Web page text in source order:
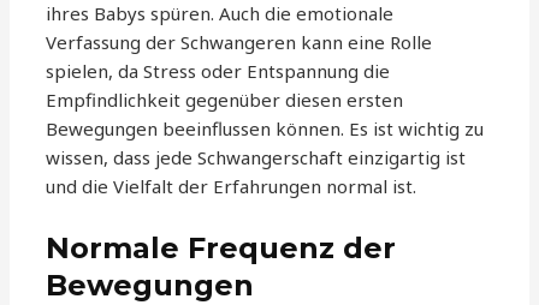
ihres Babys spüren. Auch die emotionale
Verfassung der Schwangeren kann eine Rolle
spielen, da Stress oder Entspannung die
Empfindlichkeit gegenüber diesen ersten
Bewegungen beeinflussen können. Es ist wichtig zu
wissen, dass jede Schwangerschaft einzigartig ist
und die Vielfalt der Erfahrungen normal ist.
Normale Frequenz der
Bewegungen